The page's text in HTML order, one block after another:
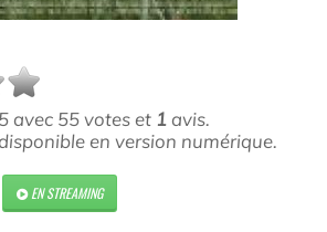
5 avec 55votes et 1 avis.
en version numérique.
EN STREAMING